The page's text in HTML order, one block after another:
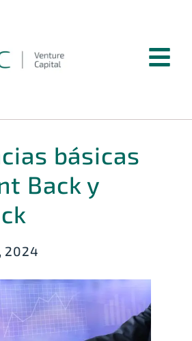
básicas
Back y
2024